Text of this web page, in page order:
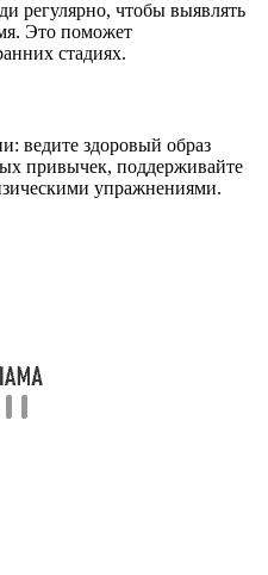
регулярно, чтобы выявлять
Это поможет
стадиях.
ведите здоровый образ
привычек, поддерживайте
упражнениями.